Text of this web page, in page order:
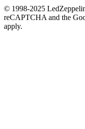
© 1998-2025
reCAPTCHA and the
apply.